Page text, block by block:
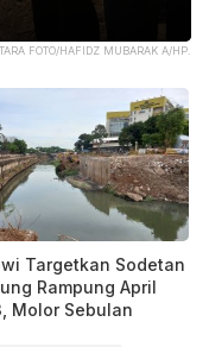
FOTO/HAFIDZ MUBARAK A/HP.
Targetkan Sodetan
Rampung April
Molor Sebulan